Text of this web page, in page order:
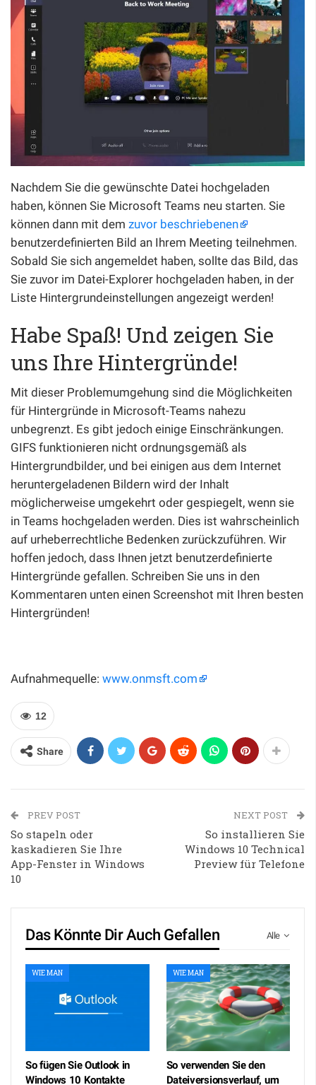
Nachdem Sie die gewünschte Datei hochgeladen
haben, können Sie Microsoft Teams neu starten. Sie
können dann mit dem zuvor beschriebenen
benutzerdefinierten Bild an Ihrem Meeting teilnehmen.
Sobald Sie sich angemeldet haben, sollte das Bild, das
Sie zuvor im Datei-Explorer hochgeladen haben, in der
Liste Hintergrundeinstellungen angezeigt werden!
Habe Spaß! Und zeigen Sie
uns Ihre Hintergründe!
Mit dieser Problemumgehung sind die Möglichkeiten
für Hintergründe in Microsoft-Teams nahezu
unbegrenzt. Es gibt jedoch einige Einschränkungen.
GIFS funktionieren nicht ordnungsgemäß als
Hintergrundbilder, und bei einigen aus dem Internet
heruntergeladenen Bildern wird der Inhalt
möglicherweise umgekehrt oder gespiegelt, wenn sie
in Teams hochgeladen werden. Dies ist wahrscheinlich
auf urheberrechtliche Bedenken zurückzuführen. Wir
hoffen jedoch, dass Ihnen jetzt benutzerdefinierte
Hintergründe gefallen. Schreiben Sie uns in den
Kommentaren unten einen Screenshot mit Ihren besten
Hintergründen!
Aufnahmequelle: www.onmsft.com
12
Share
PREV POST
So stapeln oder
kaskadieren Sie Ihre
App-Fenster in Windows
10
NEXT POST
So installieren Sie
Windows 10 Technical
Preview für Telefone
Alle
Das Könnte Dir Auch Gefallen
WIE MAN
So fügen Sie Outlook in
Windows 10 Kontakte
WIE MAN
So verwenden Sie den
Dateiversionsverlauf, um